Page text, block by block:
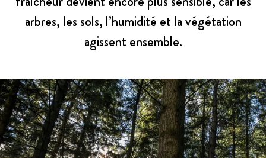
arbres, les sols, l’humidité et la végétation
agissent ensemble.